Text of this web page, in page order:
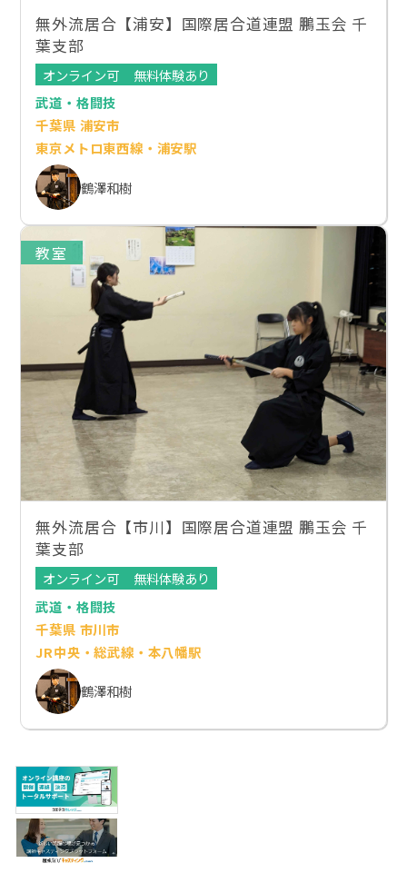
無外流居合【浦安】国際居合道連盟 鵬玉会 千
葉支部
オンライン可
無料体験あり
武道・格闘技
千葉県 浦安市
東京メトロ東西線・浦安駅
鶴澤和樹
教室
無外流居合【市川】国際居合道連盟 鵬玉会 千
葉支部
オンライン可
無料体験あり
武道・格闘技
千葉県 市川市
JR中央・総武線・本八幡駅
鶴澤和樹